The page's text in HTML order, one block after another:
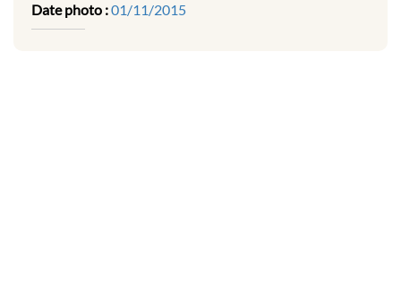
Date photo :01/11/2015